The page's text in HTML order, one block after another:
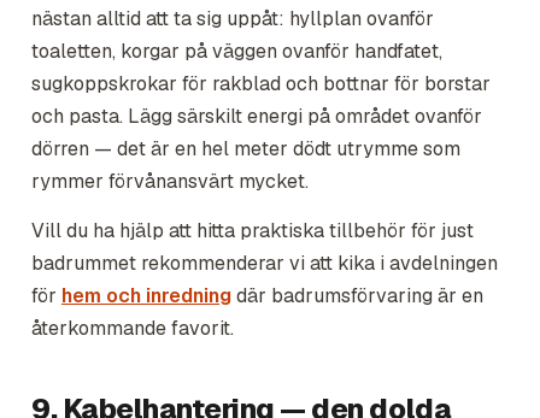
nästan alltid att ta sig uppåt: hyllplan ovanför
toaletten, korgar på väggen ovanför handfatet,
sugkoppskrokar för rakblad och bottnar för borstar
och pasta. Lägg särskilt energi på området ovanför
dörren — det är en hel meter dödt utrymme som
rymmer förvånansvärt mycket.
Vill du ha hjälp att hitta praktiska tillbehör för just
badrummet rekommenderar vi att kika i avdelningen
för hem och inredningdär badrumsförvaring är en
återkommande favorit.
9. Kabelhantering — den dolda